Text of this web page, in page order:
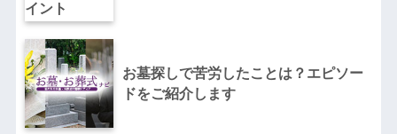
お墓探しで苦労したことは？エピソー
ドをご紹介します